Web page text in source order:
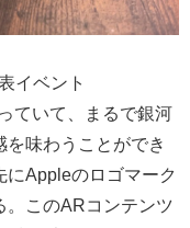
イベント
ていて、まるで銀河
味わうことができ
にAppleのロゴマーク
。このARコンテンツ